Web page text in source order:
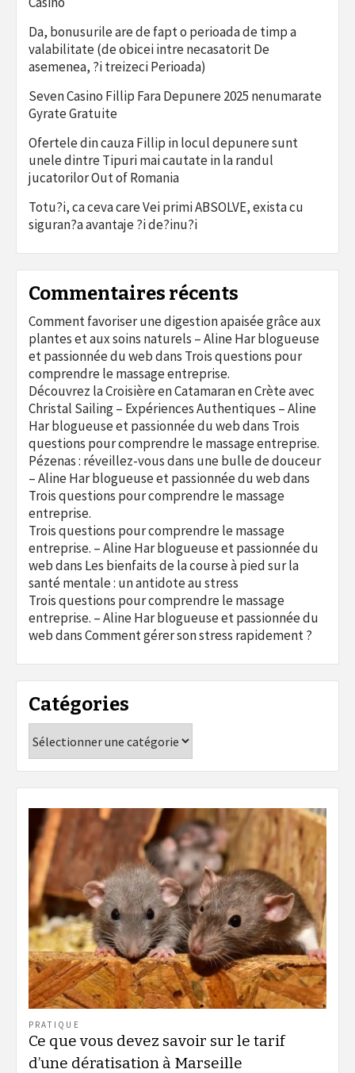
Da, bonusurile are de fapt o perioada de timp a
valabilitate (de obicei intre necasatorit De
asemenea, ?i treizeci Perioada)
Seven Casino Fillip Fara Depunere 2025 nenumarate
Gyrate Gratuite
Ofertele din cauza Fillip in locul depunere sunt
unele dintre Tipuri mai cautate in la randul
jucatorilor Out of Romania
Totu?i, ca ceva care Vei primi ABSOLVE, exista cu
siguran?a avantaje ?i de?inu?i
Commentaires récents
Comment favoriser une digestion apaisée grâce aux
plantes et aux soins naturels – Aline Har blogueuse
et passionnée du webdans Trois questions pour
comprendre le massage entreprise.
Découvrez la Croisière en Catamaran en Crète avec
Christal Sailing – Expériences Authentiques – Aline
Har blogueuse et passionnée du webdans Trois
questions pour comprendre le massage entreprise.
Pézenas : réveillez-vous dans une bulle de douceur
– Aline Har blogueuse et passionnée du webdans
Trois questions pour comprendre le massage
entreprise.
Trois questions pour comprendre le massage
entreprise. – Aline Har blogueuse et passionnée du
webdans Les bienfaits de la course à pied sur la
santé mentale : un antidote au stress
Trois questions pour comprendre le massage
entreprise. – Aline Har blogueuse et passionnée du
webdansComment gérer son stress rapidement ?
Catégories
PRATIQUE
Ce que vous devez savoir sur le tarif
d’une dératisation à Marseille